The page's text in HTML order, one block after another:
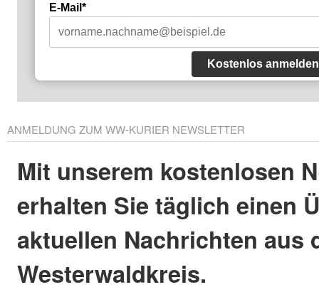
E-Mail*
Kostenlos anmelden
ANMELDUNG ZUM WW-KURIER NEWSLETTER
Mit unserem kostenlosen
erhalten Sie täglich einen
aktuellen Nachrichten aus
Westerwaldkreis.